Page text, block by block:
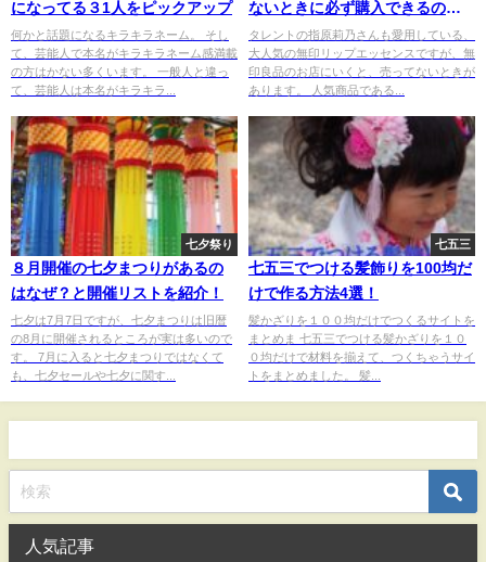
になってる３1人をピックアップ
何かと話題になるキラキラネーム。 そし
て、芸能人で本名がキラキラネーム感満載
の方はかない多くいます。 一般人と違っ
て、芸能人は本名がキラキラ...
ないときに必ず購入できるのは
○○！
タレントの指原莉乃さんも愛用している、
大人気の無印リップエッセンスですが、無
印良品のお店にいくと、売ってないときが
あります。 人気商品である...
七夕祭り
８月開催の七夕まつりがあるの
はなぜ？と開催リストを紹介！
七夕は7月7日ですが、七夕まつりは旧暦
の8月に開催されるところが実は多いので
す。 7月に入ると七夕まつりではなくて
も、七夕セールや七夕に関す...
七五三
七五三でつける髪飾りを100均だ
けで作る方法4選！
髪かざりを１００均だけでつくるサイトを
まとめま 七五三でつける髪かざりを１０
０均だけで材料を揃えて、つくちゃうサイ
トをまとめました。 髪...
人気記事